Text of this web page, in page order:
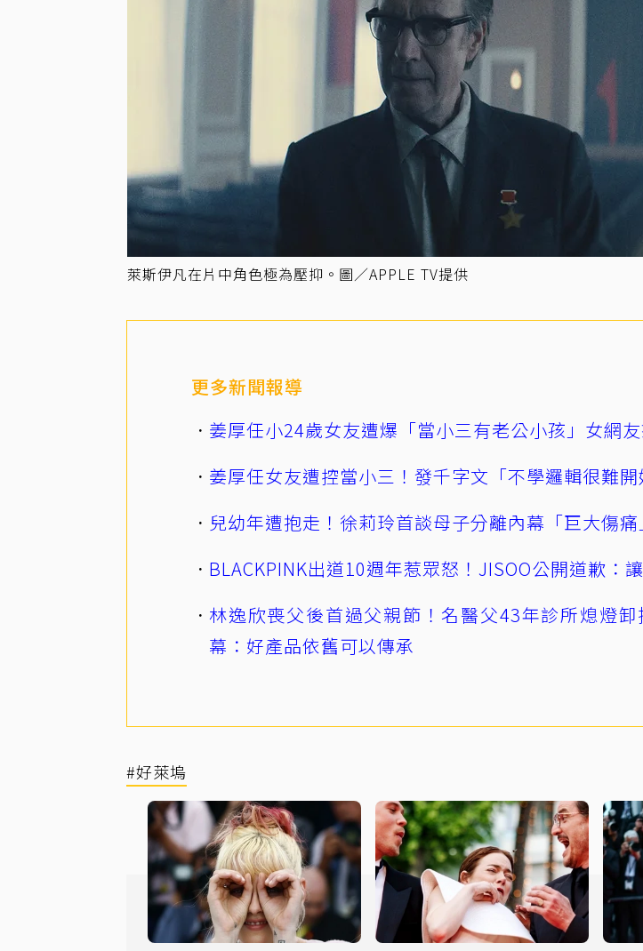
萊斯伊凡在片中角色極為壓抑。圖／APPLE TV提供
更多新聞報導
姜厚任小24歲女友遭爆「當小三有老公小孩」女網
姜厚任女友遭控當小三！發千字文「不學邏輯很難開
兒幼年遭抱走！徐莉玲首談母子分離內幕「巨大傷痛
BLACKPINK出道10週年惹眾怒！JISOO公開道歉：
林逸欣喪父後首過父親節！名醫父43年診所熄燈
幕：好產品依舊可以傳承
#好萊塢